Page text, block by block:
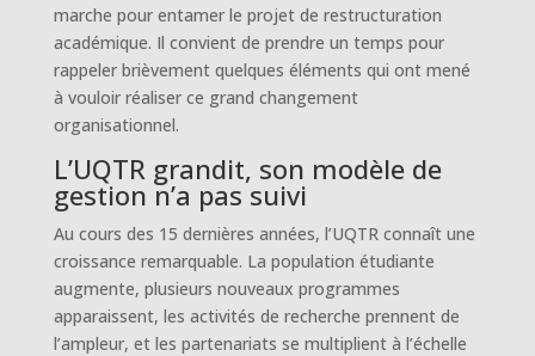
marche pour entamer le projet de restructuration
académique. Il convient de prendre un temps pour
rappeler brièvement quelques éléments qui ont mené
à vouloir réaliser ce grand changement
organisationnel.
L’UQTR grandit, son modèle de
gestion n’a pas suivi
Au cours des 15 dernières années, l’UQTR connaît une
croissance remarquable. La population étudiante
augmente, plusieurs nouveaux programmes
apparaissent, les activités de recherche prennent de
l’ampleur, et les partenariats se multiplient à l’échelle